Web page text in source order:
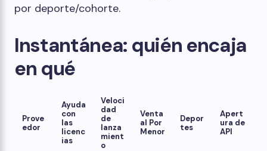
por deporte/cohorte.
Instantánea: quién encaja
en qué
Prove
edor
Ayuda
con
las
licenc
ias
Veloci
dad
de
lanza
mient
o
Venta
al Por
Menor
Depor
tes
Apert
ura de
API